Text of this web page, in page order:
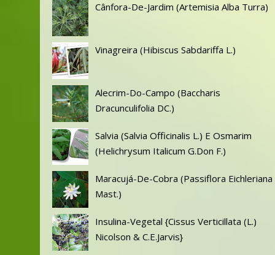
Cânfora-De-Jardim (Artemisia Alba Turra)
Vinagreira (Hibiscus Sabdariffa L.)
Alecrim-Do-Campo (Baccharis
Dracunculifolia DC.)
Salvia (Salvia Officinalis L.) E Osmarim
(Helichrysum Italicum G.Don F.)
Maracujá-De-Cobra (Passiflora Eichleriana
Mast.)
Insulina-Vegetal {Cissus Verticillata (L.)
Nicolson & C.E.Jarvis}